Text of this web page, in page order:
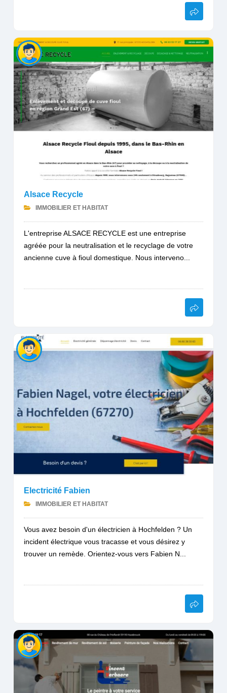
Alsace Recycle
IMMOBILIER ET HABITAT
L'entreprise ALSACE RECYCLE est une entreprise
agréée pour la neutralisation et le recyclage de votre
ancienne cuve à fioul domestique. Nous interveno...
Electricité Fabien
IMMOBILIER ET HABITAT
Vous avez besoin d'un électricien à Hochfelden ? Un
incident électrique vous tracasse et vous désirez y
trouver un remède. Orientez-vous vers Fabien N...